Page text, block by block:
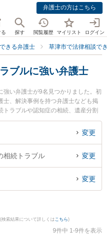
弁護士の方はこちら
探す 閲覧履歴 マイリスト ログイン
きる弁護士 草津市で法律相談で
ブルに強い弁護士
い弁護士が9名見つかりました。初
士、解決事例を持つ弁護士なども掲
ラブルや認知症の相続、遺産分割
利です。特にミカン法律事務所の齋
弁護士、ミカン法律事務所の中野
、強みなどが注目されています。
ブルのトラブル解決の実績豊富な近
で家族間の相続トラブルを法律相談
』などでお困りの相談者さんにおす
変更
相続トラブル 変更
変更
(検索結果について詳しくは こちら)
9件中 1-9件を表示